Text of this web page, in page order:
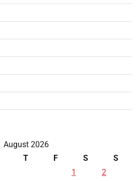
August 2026
T F S
S
1
2